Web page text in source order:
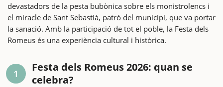
devastadors de la pesta bubònica sobre els monistrolencs i
el miracle de Sant Sebastià, patró del municipi, que va portar
la sanació. Amb la participació de tot el poble, la Festa dels
Romeus és una experiència cultural i històrica.
1
Festa dels Romeus 2026: quan se
celebra?